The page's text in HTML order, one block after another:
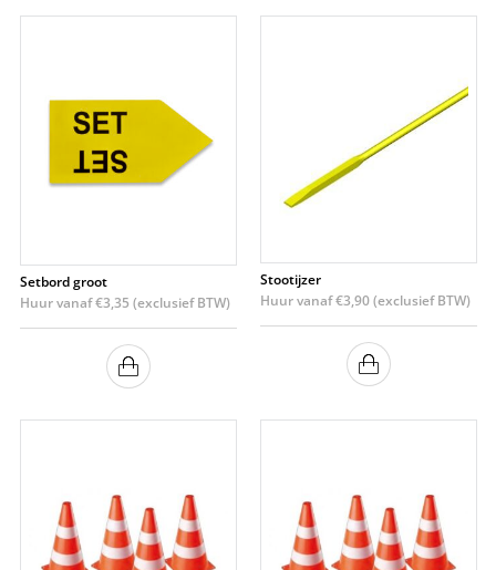
Setbord groot
Huur vanaf€3,35 (exclusief BTW)
Stootijzer
Huur vanaf€3,90(exclusief BTW)